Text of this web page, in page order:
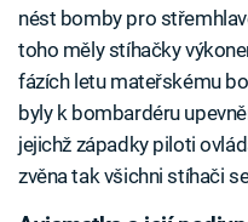
nést bomby pro
toho měly stíhačky
fázích letu mateřskému
byly k bombardéru
jejichž západky piloti
zvěna tak všichni stíhači